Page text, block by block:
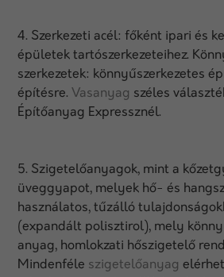
4. Szerkezeti acél: főként ipari és
épületek tartószerkezeteihez.
szerkezetek: könnyűszerkezetes
építésre. Vasanyag széles
Építőanyag Expressznél.
5. Szigetelőanyagok, mint a
üveggyapot, melyek hő- és
használatos, tűzálló
(expandált polisztirol), mely
anyag, homlokzati hőszigetelő
Mindenféle szigetelőanyag